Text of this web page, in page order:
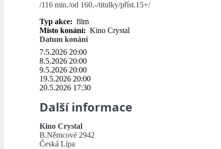
/116 min./od 160,-/titulky/příst.15+/
Typ akce: film
Místo konání: Kino Crystal
Datum konání
7.5.2026 20:00
8.5.2026 20:00
9.5.2026 20:00
19.5.2026 20:00
20.5.2026 17:30
Další informace
Kino Crystal
B.Němcové 2942
Česká Lípa